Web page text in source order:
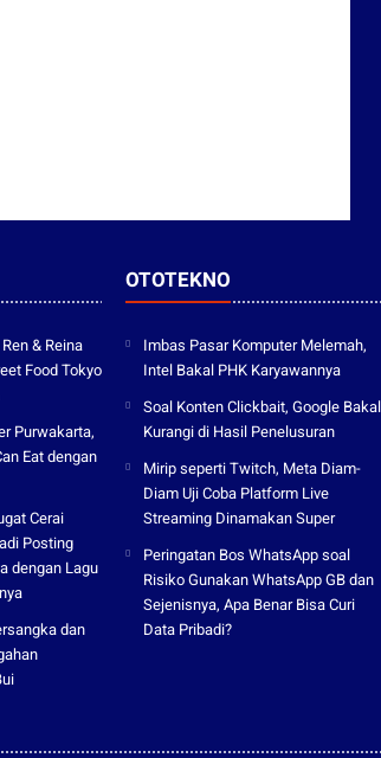
& Reina
Food Tokyo
Purwakarta,
Eat dengan
Cerai
Posting
dengan Lagu
dan
OTOTEKNO
Imbas Pasar Komputer Melemah,
Intel Bakal PHK Karyawannya
Soal Konten Clickbait, Google Bakal
Kurangi di Hasil Penelusuran
Mirip seperti Twitch, Meta Diam-
Diam Uji Coba Platform Live
Streaming Dinamakan Super
Peringatan Bos WhatsApp soal
Risiko Gunakan WhatsApp GB dan
Sejenisnya, Apa Benar Bisa Curi
Data Pribadi?